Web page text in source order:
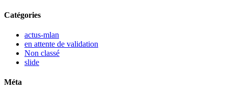
Catégories
actus-mlan
en attente de validation
Non classé
slide
Méta